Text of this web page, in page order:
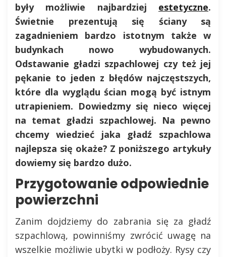
były możliwie najbardziej estetyczne.
Świetnie prezentują się ściany są
zagadnieniem bardzo istotnym także w
budynkach nowo wybudowanych.
Odstawanie gładzi szpachlowej czy też jej
pękanie to jeden z błędów najczęstszych,
które dla wyglądu ścian mogą być istnym
utrapieniem. Dowiedzmy się nieco więcej
na temat gładzi szpachlowej. Na pewno
chcemy wiedzieć jaka gładź szpachlowa
najlepsza się okaże? Z poniższego artykuły
dowiemy się bardzo dużo.
Przygotowanie odpowiednie
powierzchni
Zanim dojdziemy do zabrania się za gładź
szpachlową, powinniśmy zwrócić uwagę na
wszelkie możliwie ubytki w podłoży. Rysy czy